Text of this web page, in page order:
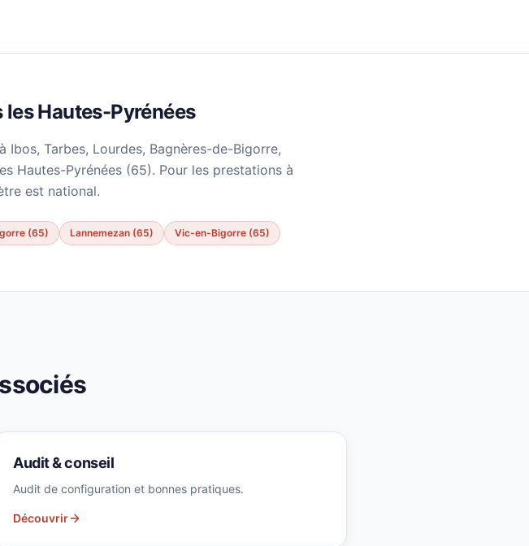
Hautes-Pyrénées
Ibos, Tarbes, Lourdes, Bagnères-de-Bigorre,
Hautes-Pyrénées (65). Pour les prestations à
est national.
(65) Lannemezan (65) Vic-en-Bigorre (65)
Audit & conseil
Audit de configuration et bonnes pratiques.
Découvrir